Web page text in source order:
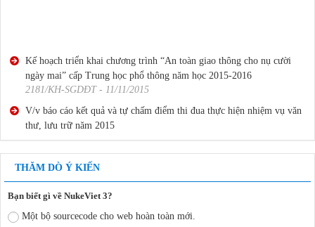
Kế hoạch triển khai chương trình “An toàn giao thông cho nụ cười
ngày mai” cấp Trung học phổ thông năm học 2015-2016
2181/KH-SGDĐT - 11/11/2015
V/v báo cáo kết quả và tự chấm điểm thi đua thực hiện nhiệm vụ văn
thư, lưu trữ năm 2015
V/v báo cáo kết quả và tự chấm điểm thi đua thực hiện nhiệm vụ văn
thư, lưu trữ năm 2015-2
2199 /SGDĐT-VP - 18/11/2015
Kế hoạch triển khai chương trình “An toàn giao thông cho nụ cười
THĂM DÒ Ý KIẾN
Bạn biết gì về NukeViet 3?
Một bộ sourcecode cho web hoàn toàn mới.